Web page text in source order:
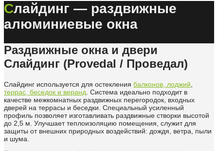
Слайдинг — раздвижные
алюминиевые окна
Раздвижные окна и двери
Слайдинг (Provedal / Проведал)
Слайдинг используется для остекления балконов, лоджий
террас, беседок и веранд . Система идеально подходит в
качестве межкомнатных раздвижных перегородок, входных
дверей на террасы и беседки. Специальный усиленный
профиль позволяет изготавливать раздвижные створки высотой
до 2,5 м. Улучшает теплоизоляцию помещения, служит для
защиты от внешних природных воздействий: дождя, ветра, пыли
и шума.